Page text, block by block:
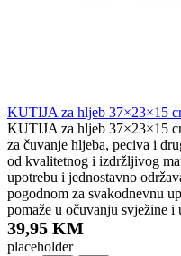
KUTIJA za hljeb 37×23×15
KUTIJA za hljeb 37×23×15
za čuvanje hljeba, peciva i
od kvalitetnog i izdržljivog
upotrebu i jednostavno
pogodnom za svakodnevnu
pomaže u očuvanju svježine i
39,95 KM
placeholder